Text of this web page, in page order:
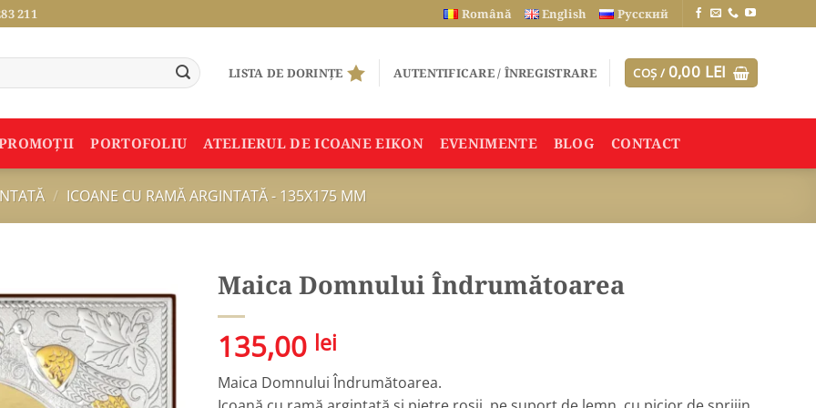
211 Română English Русский
LISTA DE DORINȚE AUTENTIFICARE / ÎNREGISTRARE COȘ / 0,00 LEI
PORTOFOLIU ATELIERUL DE ICOANE EIKON EVENIMENTE BLOG CONTACT
/ ICOANE CU RAMĂ ARGINTATĂ - 135X175 MM
Adauga
în
Wishlist
Maica Domnului Îndrumătoarea
135,00 lei
Maica Domnului Îndrumătoarea.